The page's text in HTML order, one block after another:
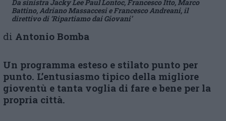
Da sinistra Jacky Lee Paul Lontoc, Francesco Itto, Marco
Battino, Adriano Massaccesi e Francesco Andreani, il
direttivo di ‘Ripartiamo dai Giovani’
di Antonio Bomba
Un programma esteso e stilato punto per
punto. L’entusiasmo tipico della migliore
gioventù e tanta voglia di fare e bene per la
propria città.